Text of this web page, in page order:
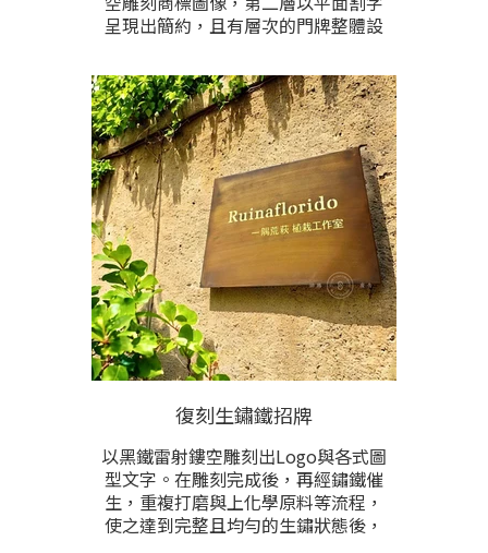
呈現出簡約，且有層次的門牌整體設
依需求與設計師討論且確認後，進行
訂製。價格根據製作尺寸，與鏤空雕
刻之內容多寡計價，請提供製作尺寸
與內容洽詢。
復刻生鏽鐵招牌
以黑鐵雷射鏤空雕刻出Logo與各式圖
型文字。在雕刻完成後，再經鏽鐵催
生，重複打磨與上化學原料等流程，
使之達到完整且均勻的生鏽狀態後，